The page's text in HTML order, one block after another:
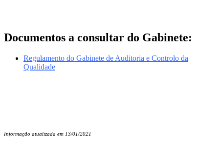
Documentos a consultar do Gabinete:
Regulamento do Gabinete de Auditoria e Controlo da
Qualidade
Informação atualizada em 13/01/2021